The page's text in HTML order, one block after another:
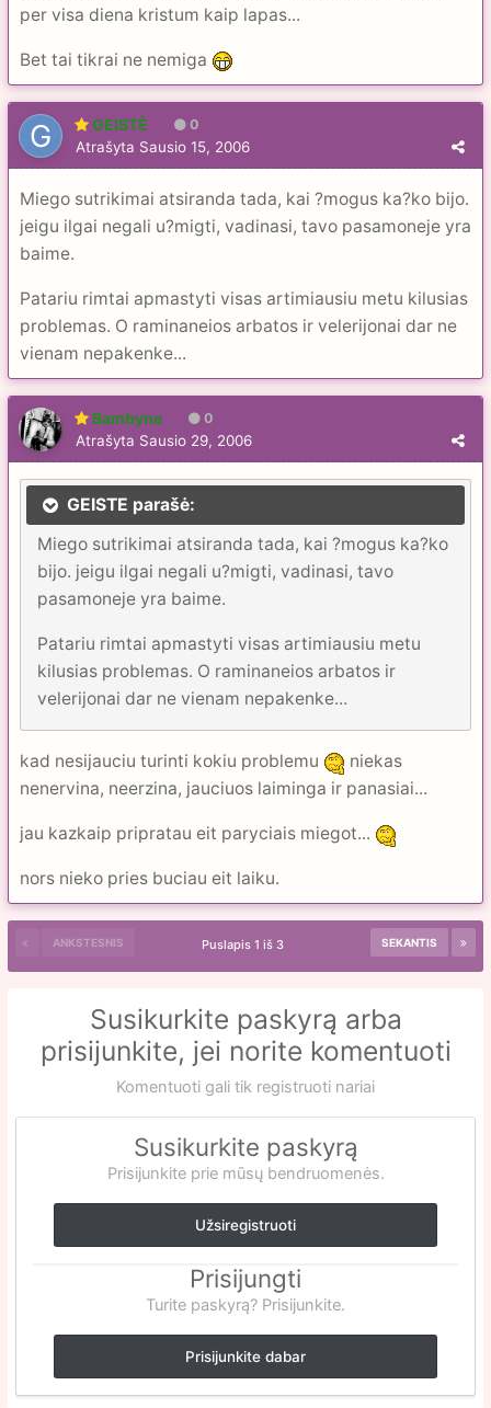
per visa diena kristum kaip lapas...
Bet tai tikrai ne nemiga
GEISTĖ 0
Atrašyta Sausio 15, 2006
Miego sutrikimai atsiranda tada, kai ?mogus ka?ko bijo.
jeigu ilgai negali u?migti, vadinasi, tavo pasamoneje yra
baime.
Patariu rimtai apmastyti visas artimiausiu metu kilusias
problemas. O raminaneios arbatos ir velerijonai dar ne
vienam nepakenke...
Bambyna 0
Atrašyta Sausio 29, 2006
GEISTE parašė:
Miego sutrikimai atsiranda tada, kai ?mogus ka?ko
bijo. jeigu ilgai negali u?migti, vadinasi, tavo
pasamoneje yra baime.
Patariu rimtai apmastyti visas artimiausiu metu
kilusias problemas. O raminaneios arbatos ir
velerijonai dar ne vienam nepakenke...
kad nesijauciu turinti kokiu problemu
niekas
nenervina, neerzina, jauciuos laiminga ir panasiai...
jau kazkaip pripratau eit paryciais miegot...
nors nieko pries buciau eit laiku.
ANKSTESNIS SEKANTIS
Puslapis 1 iš 3
Susikurkite paskyrą arba
prisijunkite, jei norite komentuoti
Komentuoti gali tik registruoti nariai
Susikurkite paskyrą
Prisijunkite prie mūsų bendruomenės.
Užsiregistruoti
Prisijungti
Turite paskyrą? Prisijunkite.
Prisijunkite dabar